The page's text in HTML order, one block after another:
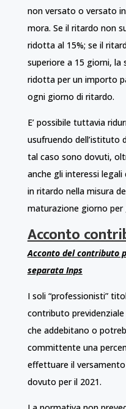
non versato o versato
mora. Se il ritardo non
ridotta al 15%; se il
superiore a 15 giorni,
ridotta per un importo
ogni giorno di ritardo.
E’ possibile tuttavia
usufruendo dell’istituto
tal caso sono dovuti,
anche gli interessi
in ritardo nella misura
maturazione giorno per
Acconto
Acconto del contributo
separata Inps
I soli “professionisti”
contributo
che addebitano o
committente una
effettuare il
dovuto per il 2021.